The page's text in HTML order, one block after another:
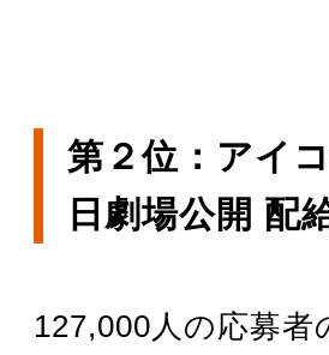
第２位：アイ
日劇場公開 配
127,000人の応募